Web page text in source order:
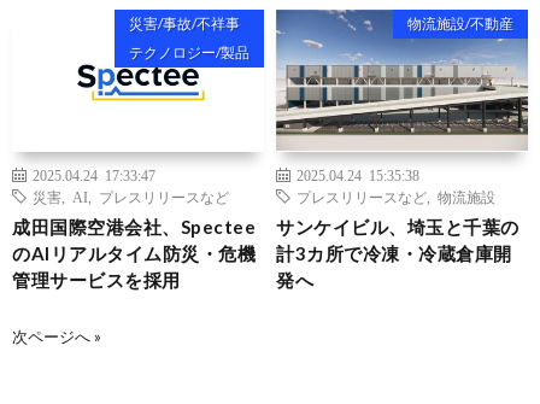
災害/事故/不祥事
テクノロジー/製品
2025.04.24 17:33:47
災害
AI プレスリリースなど
成田国際空港会社、Spectee
のAIリアルタイム防災・危機
管理サービスを採用
物流施設/不動産
2025.04.24 15:35:38
プレスリリースなど
物流施設
サンケイビル、埼玉と千葉の
計3カ所で冷凍・冷蔵倉庫開
発へ
次ページへ »